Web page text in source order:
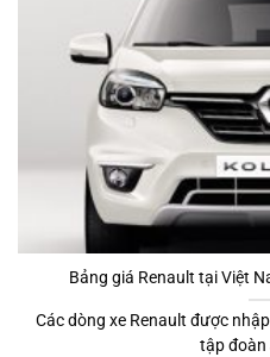
Bảng giá Renault tại Việt
Các dòng xe Renault được
tập đoàn